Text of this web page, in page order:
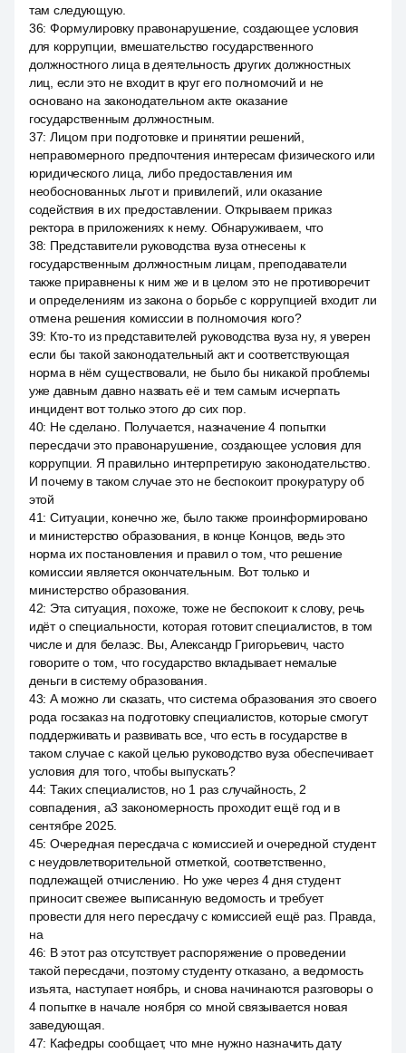
там следующую.
36: Формулировку правонарушение, создающее условия
для коррупции, вмешательство государственного
должностного лица в деятельность других должностных
лиц, если это не входит в круг его полномочий и не
основано на законодательном акте оказание
государственным должностным.
37: Лицом при подготовке и принятии решений,
неправомерного предпочтения интересам физического или
юридического лица, либо предоставления им
необоснованных льгот и привилегий, или оказание
содействия в их предоставлении. Открываем приказ
ректора в приложениях к нему. Обнаруживаем, что
38: Представители руководства вуза отнесены к
государственным должностным лицам, преподаватели
также приравнены к ним же и в целом это не противоречит
и определениям из закона о борьбе с коррупцией входит ли
отмена решения комиссии в полномочия кого?
39: Кто-то из представителей руководства вуза ну, я уверен
если бы такой законодательный акт и соответствующая
норма в нём существовали, не было бы никакой проблемы
уже давным давно назвать её и тем самым исчерпать
инцидент вот только этого до сих пор.
40: Не сделано. Получается, назначение 4 попытки
пересдачи это правонарушение, создающее условия для
коррупции. Я правильно интерпретирую законодательство.
И почему в таком случае это не беспокоит прокуратуру об
этой
41: Ситуации, конечно же, было также проинформировано
и министерство образования, в конце Концов, ведь это
норма их постановления и правил о том, что решение
комиссии является окончательным. Вот только и
министерство образования.
42: Эта ситуация, похоже, тоже не беспокоит к слову, речь
идёт о специальности, которая готовит специалистов, в том
числе и для белаэс. Вы, Александр Григорьевич, часто
говорите о том, что государство вкладывает немалые
деньги в систему образования.
43: А можно ли сказать, что система образования это своего
рода госзаказ на подготовку специалистов, которые смогут
поддерживать и развивать все, что есть в государстве в
таком случае с какой целью руководство вуза обеспечивает
условия для того, чтобы выпускать?
44: Таких специалистов, но 1 раз случайность, 2
совпадения, a3 закономерность проходит ещё год и в
сентябре 2025.
45: Очередная пересдача с комиссией и очередной студент
с неудовлетворительной отметкой, соответственно,
подлежащей отчислению. Но уже через 4 дня студент
приносит свежее выписанную ведомость и требует
провести для него пересдачу с комиссией ещё раз. Правда,
на
46: В этот раз отсутствует распоряжение о проведении
такой пересдачи, поэтому студенту отказано, а ведомость
изъята, наступает ноябрь, и снова начинаются разговоры о
4 попытке в начале ноября со мной связывается новая
заведующая.
47: Кафедры сообщает, что мне нужно назначить дату